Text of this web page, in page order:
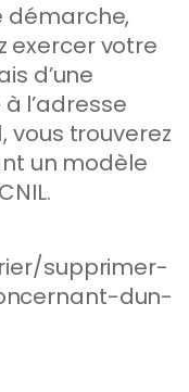
démarche,
exercer votre
d’une
l’adresse
vous trouverez
un modèle
supprimer-
dun-